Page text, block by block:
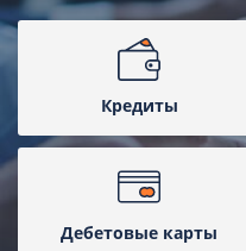
Кредиты
Дебетовые карты